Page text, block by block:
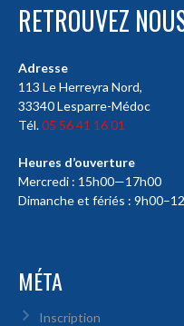
RETROUVEZ
Adresse
113 Le Herreyra Nord,
33340 Lesparre-Médoc
Tél.05 56 41 16 01
Heures d’ouverture
Mercredi : 15h00—17h00
Dimanche et fériés :
MÉTA
Inscription